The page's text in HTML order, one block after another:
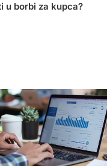
u borbi za kupca?